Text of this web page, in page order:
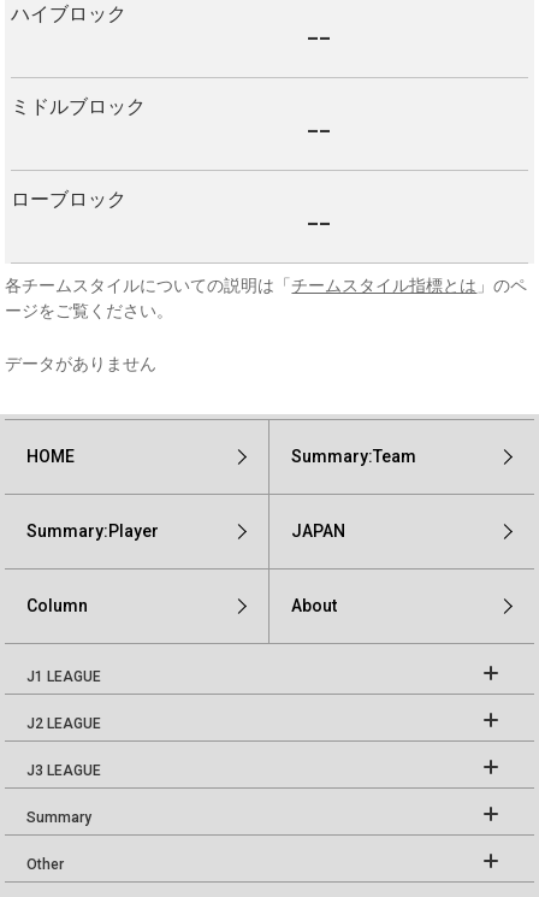
ハイブロック --
ミドルブロック --
ローブロック --
各チームスタイルについての説明は「 チームスタイル指標とは 」のペ
ージをご覧ください。
データがありません
HOME Summary:Team
Summary:Player JAPAN
Column About
J1 LEAGUE
J2 LEAGUE
J3 LEAGUE
Summary
Other